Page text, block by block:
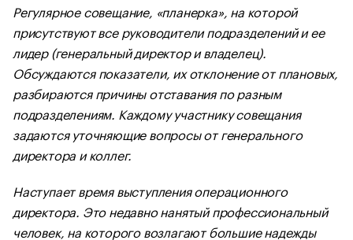
Регулярное совещание, «планерка», на которой
присутствуют все руководители подразделений и ее
лидер (генеральный директор и владелец).
Обсуждаются показатели, их отклонение от плановых,
разбираются причины отставания по разным
подразделениям. Каждому участнику совещания
задаются уточняющие вопросы от генерального
директора и коллег.
Наступает время выступления операционного
директора. Это недавно нанятый профессиональный
человек, на которого возлагают большие надежды